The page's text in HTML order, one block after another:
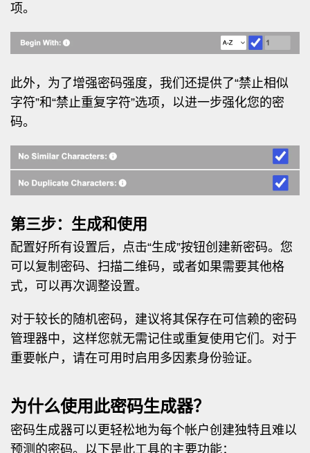
项。
此外，为了增强密码强度，我们还提供了“禁止相似
字符”和“禁止重复字符”选项，以进一步强化您的密
码。
第三步：生成和使用
配置好所有设置后，点击“生成”按钮创建新密码。您
可以复制密码、扫描二维码，或者如果需要其他格
式，可以再次调整设置。
对于较长的随机密码，建议将其保存在可信赖的密码
管理器中，这样您就无需记住或重复使用它们。对于
重要帐户，请在可用时启用多因素身份验证。
为什么使用此密码生成器？
密码生成器可以更轻松地为每个帐户创建独特且难以
预测的密码。以下是此工具的主要功能：